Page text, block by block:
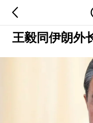
王毅同伊朗外